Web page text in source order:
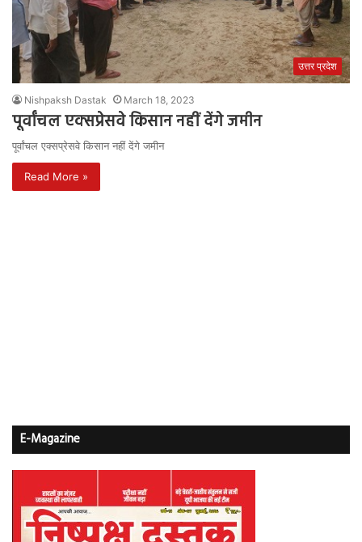
उत्तर प्रदेश
Nishpaksh Dastak March 18, 2023
पूर्वांचल एक्सप्रेसवे किसान नहीं देंगे जमीन
पूर्वांचल एक्सप्रेसवे किसान नहीं देंगे जमीन
Read More »
E-Magazine